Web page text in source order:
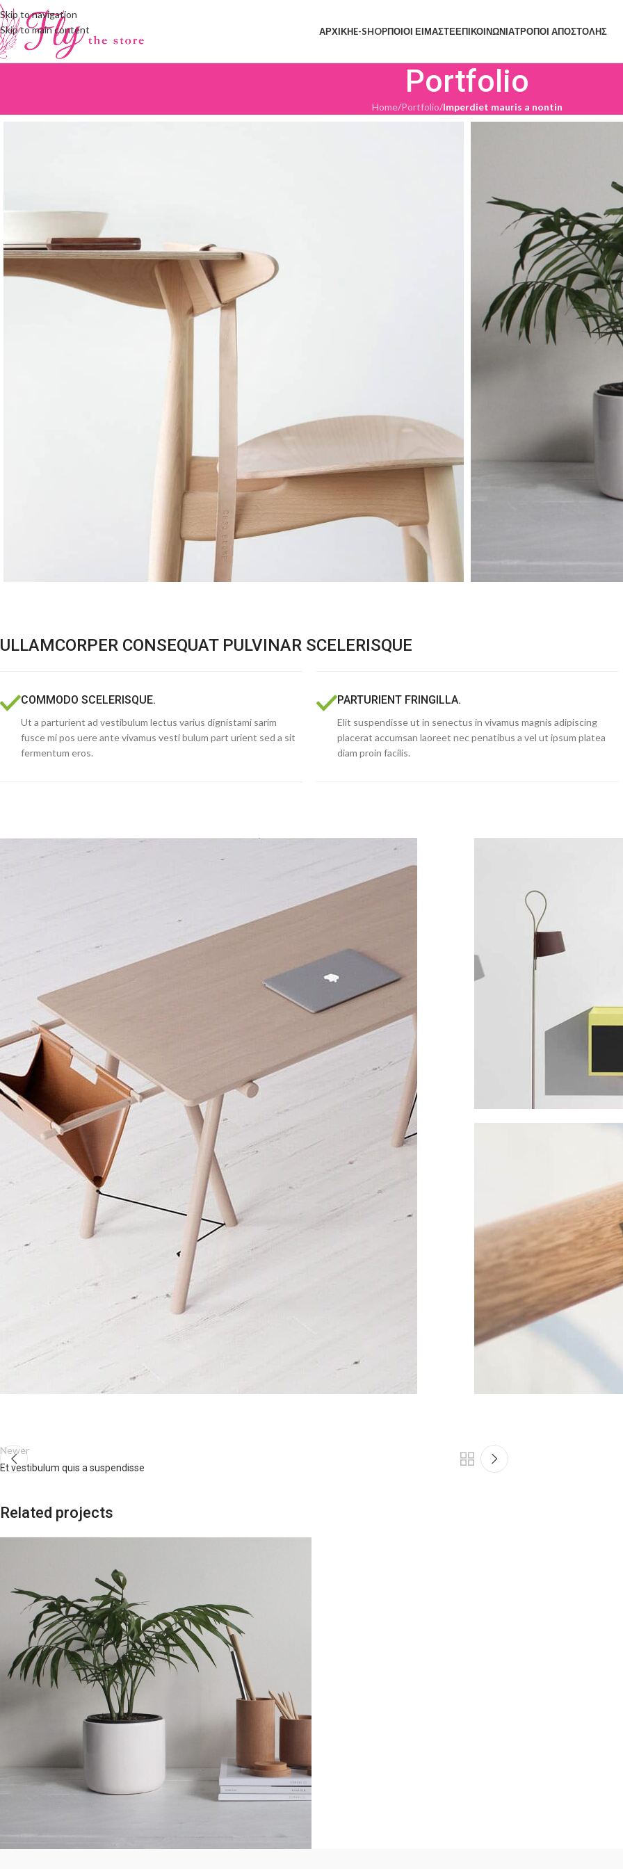
Skip to navigation
Skip to main content
ΑΡΧΙΚΗE-SHOPΠΟΙΟΙ ΕΙΜΑΣΤΕΕΠΙΚΟΙΝΩΝΙΑΤΡΟΠΟΙ ΑΠΟΣΤΟΛΗΣ
Portfolio
Home/Portfolio/Imperdiet mauris a nontin
ULLAMCORPER CONSEQUAT PULVINAR SCELERISQUE
COMMODO SCELERISQUE.
Ut a parturient ad vestibulum lectus varius dignistami sarim
fusce mi pos uere ante vivamus vesti bulum part urient sed a sit
fermentum eros.
PARTURIENT FRINGILLA.
Elit suspendisse ut in senectus in vivamus magnis adipiscing
placerat accumsan laoreet nec penatibus a vel ut ipsum platea
diam proin facilis.
Newer
Et vestibulum quis a suspendisse
Related projects